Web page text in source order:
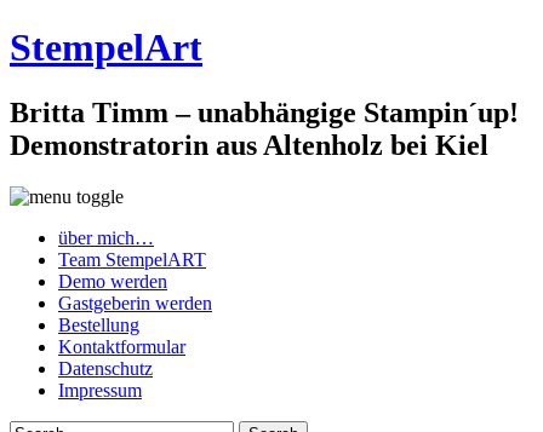
StempelArt
Britta Timm – unabhängige Stampin´up!
Demonstratorin aus Altenholz bei Kiel
über mich…
Team StempelART
Demo werden
Gastgeberin werden
Bestellung
Kontaktformular
Datenschutz
Impressum